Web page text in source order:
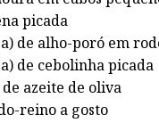
picada
de alho-poró em
de cebolinha picada
azeite de oliva
reino a gosto